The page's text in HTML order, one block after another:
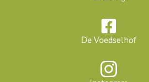
De Voedselhof